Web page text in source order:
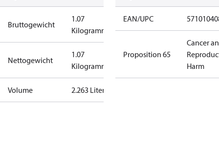
Bruttogewicht
1.07
Kilogramm
Nettogewicht
1.07
Kilogramm
Volume 2.263 Liter
EAN/UPC
Proposition 65
Cancer
Harm